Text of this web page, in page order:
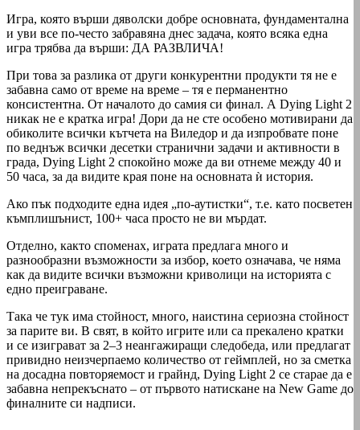
Игра, която върши дяволски добре основната, фундаментална
и уви все по-често забравяна днес задача, която всяка една
игра трябва да върши: ДА РАЗВЛИЧА!
При това за разлика от други конкурентни продукти тя не е
забавна само от време на време – тя е перманентно
консистентна. От началото до самия си финал. А Dying Light 2
никак не е кратка игра! Дори да не сте особено мотивирани да
обиколите всички кътчета на Виледор и да изпробвате поне
по веднъж всички десетки странични задачи и активности в
града, Dying Light 2 спокойно може да ви отнеме между 40 и
50 часа, за да видите края поне на основната ѝ история.
Ако пък подходите една идея „по-аутистки“, т.е. като посветен
къмплишънист, 100+ часа просто не ви мърдат.
Отделно, както споменах, играта предлага много и
разнообразни възможности за избор, което означава, че няма
как да видите всички възможни криволици на историята с
едно преиграване.
Така че тук има стойност, много, наистина сериозна стойност
за парите ви. В свят, в който игрите или са прекалено кратки
и се изиграват за 2–3 неангажиращи следобеда, или предлагат
привидно неизчерпаемо количество от геймплей, но за сметка
на досадна повторяемост и грайнд, Dying Light 2 се старае да е
забавна непрекъснато – от първото натискане на New Game до
финалните си надписи.